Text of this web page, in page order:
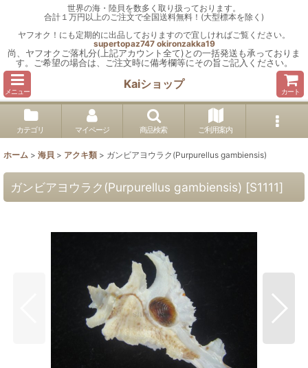
世界の海・陸貝を数多く取り扱っております。
合計１万円以上のご注文で全国送料無料！(大型標本を除く)
ヤフオク！にも定期的に出品しておりますので宜しければご覧ください。
supertopaz747 okironzakka19
尚、ヤフオクご落札分(上記アカウント全て)との一括発送も承っておりま
す。ご希望の場合は、ご注文時に備考欄等にその旨ご記入ください。
メニュー
Kaiショップ
カート
カテゴリ マイページ 商品検索 ご利用案内
ホーム > 海貝 > アクキ類 > ガンビアヨウラク(Purpurellus gambiensis)
ガンビアヨウラク(Purpurellus gambiensis) [S1111]